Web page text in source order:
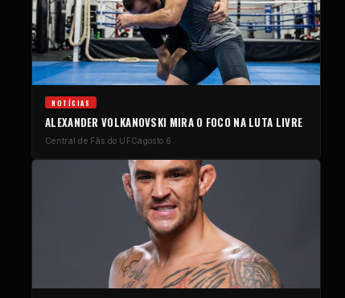
NOTÍCIAS
ALEXANDER VOLKANOVSKI MIRA O FOCO NA LUTA LIVRE
Central de Fãs do UFCagosto 6